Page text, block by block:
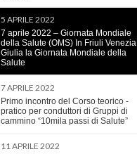
5 APRILE 2022
7 aprile 2022 – Giornata Mondiale
della Salute (OMS) In Friuli Venezia
Giulia la Giornata Mondiale della
Salute
7 APRILE 2022
Primo incontro del Corso teorico -
pratico per conduttori di Gruppi di
cammino “10mila passi di Salute”
11 APRILE 2022